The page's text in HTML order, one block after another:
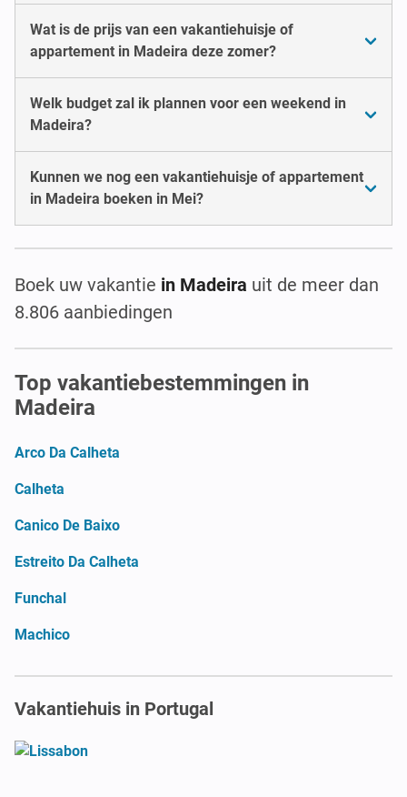
Wat is de prijs van een vakantiehuisje of
appartement in Madeira deze zomer?
Welk budget zal ik plannen voor een weekend in
Madeira?
Kunnen we nog een vakantiehuisje of appartement
in Madeira boeken in Mei?
Boek uw vakantie in Madeira uit de meer dan
8.806 aanbiedingen
Top vakantiebestemmingen in
Madeira
Arco Da Calheta
Calheta
Canico De Baixo
Estreito Da Calheta
Funchal
Machico
Vakantiehuis in Portugal